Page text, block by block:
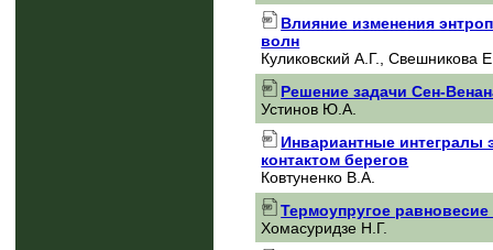
Влияние изменения
волн
Куликовский А.Г., Свешникова
Решение задачи Сен-
Устинов Ю.А.
Инвариантные интегралы
контактом берегов
Ковтуненко В.А.
Термоупругое равновесие
Хомасуридзе Н.Г.